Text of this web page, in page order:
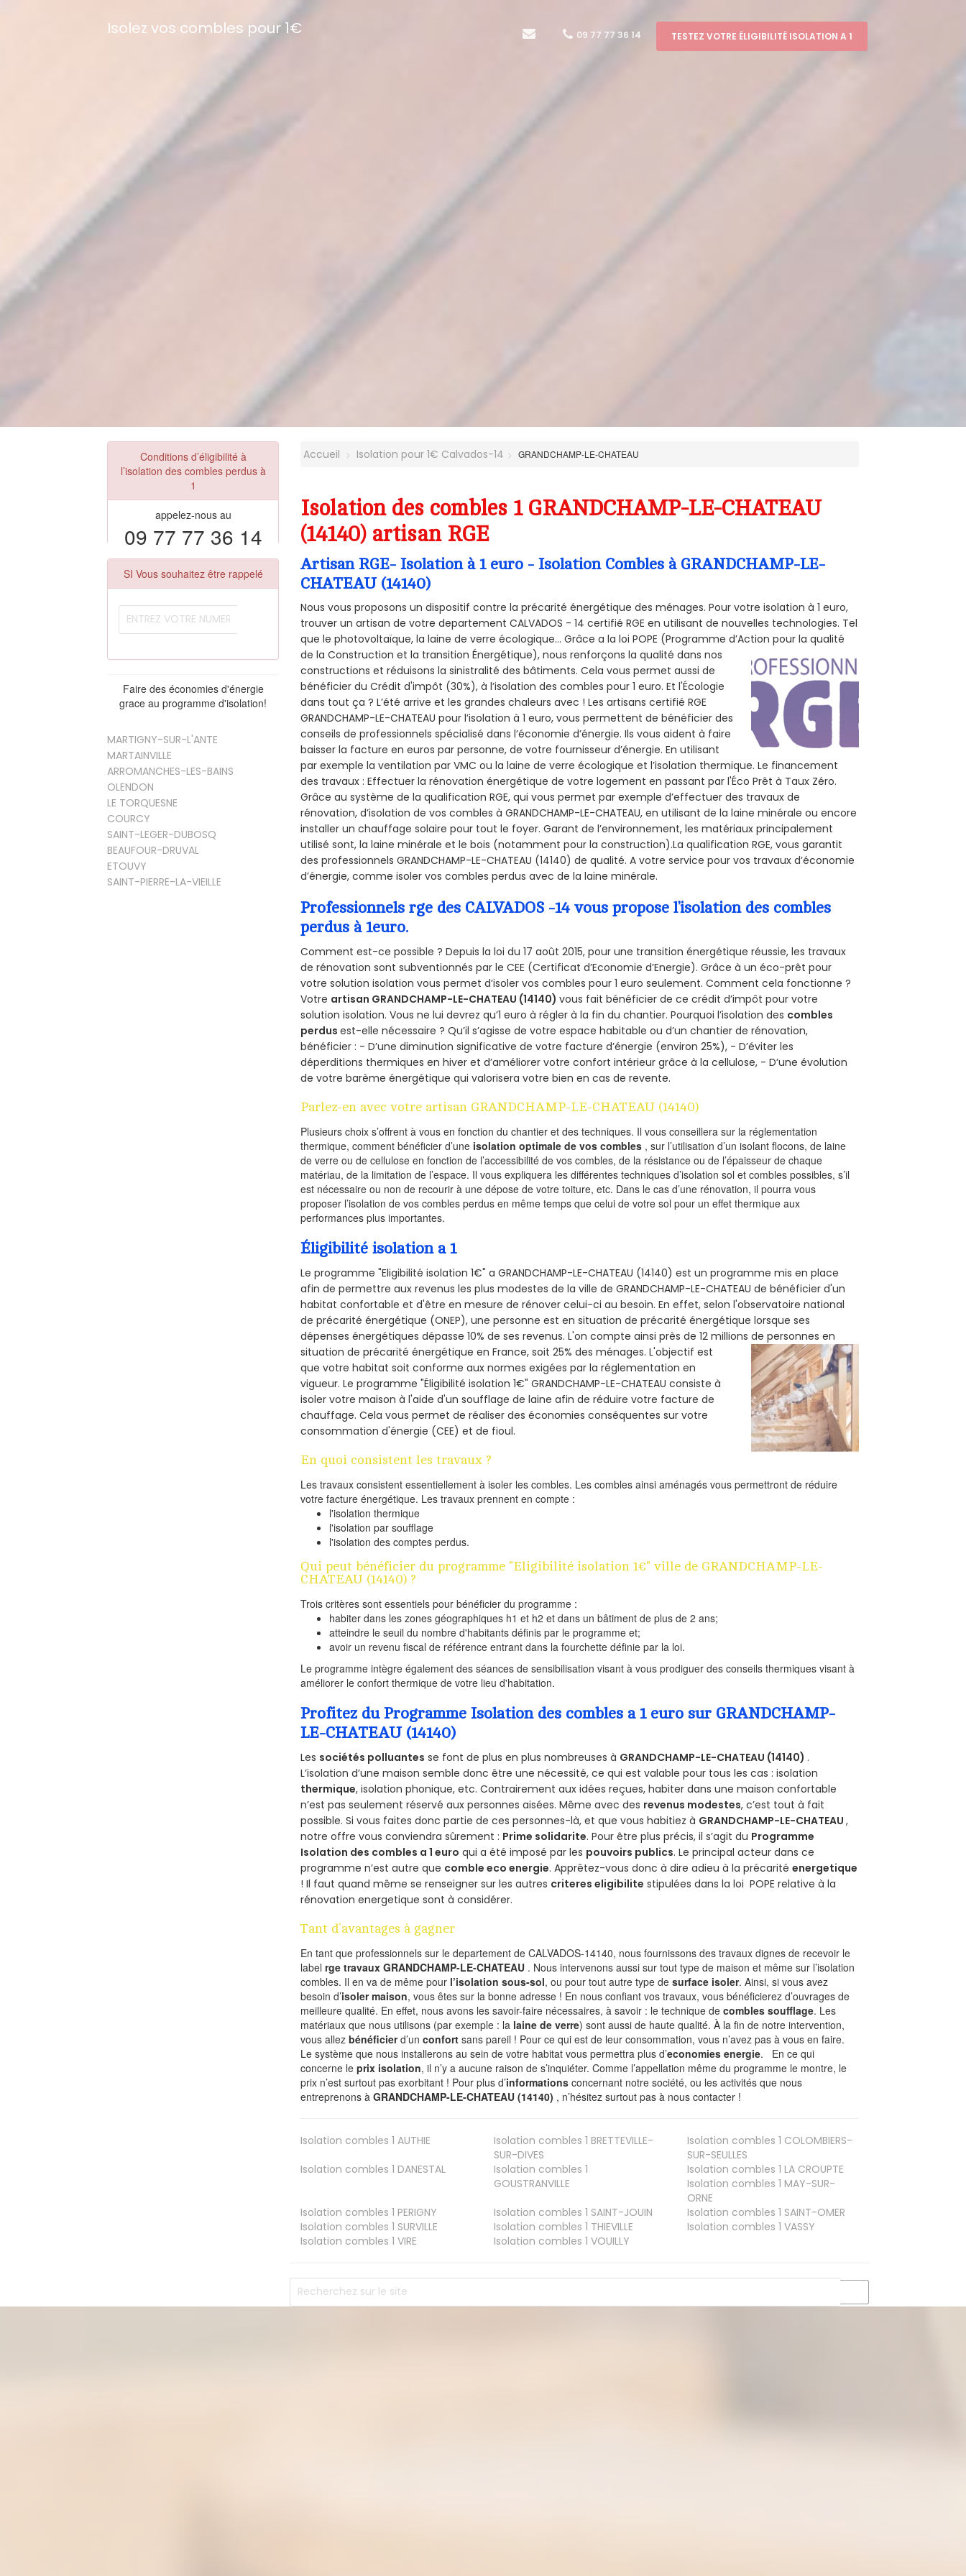
Isolez vos combles pour 1€ 09 77 77 36 14 TESTEZ VOTRE ÉLIGIBILITÉ ISOLATION A 1
Conditions d’éligibilité à
l’isolation des combles perdus à
1
appelez-nous au
09 77 77 36 14
SI Vous souhaitez être rappelé
Faire des économies d'énergie
grace au programme d'isolation!
MARTIGNY-SUR-L'ANTE
MARTAINVILLE
ARROMANCHES-LES-BAINS
OLENDON
LE TORQUESNE
COURCY
SAINT-LEGER-DUBOSQ
BEAUFOUR-DRUVAL
ETOUVY
SAINT-PIERRE-LA-VIEILLE
Accueil Isolation pour 1€ Calvados-14 GRANDCHAMP-LE-CHATEAU
Isolation des combles 1 GRANDCHAMP-LE-CHATEAU
(14140) artisan RGE
Artisan RGE- Isolation à 1 euro - Isolation Combles à GRANDCHAMP-LE-
CHATEAU (14140)
Nous vous proposons un dispositif contre la précarité énergétique des ménages. Pour votre isolation à 1 euro,
trouver un artisan de votre departement CALVADOS - 14 certifié RGE en utilisant de nouvelles technologies. Tel
que le photovoltaïque, la laine de verre écologique... Grâce a la loi POPE (Programme d’Action pour la qualité
de la Construction et la transition Énergétique), nous renforçons la qualité dans nos
constructions et réduisons la sinistralité des bâtiments. Cela vous permet aussi de
bénéficier du Crédit d'impôt (30%), à l’isolation des combles pour 1 euro. Et l'Écologie
dans tout ça ? L’été arrive et les grandes chaleurs avec ! Les artisans certifié RGE
GRANDCHAMP-LE-CHATEAU pour l’isolation à 1 euro, vous permettent de bénéficier des
conseils de professionnels spécialisé dans l’économie d’énergie. Ils vous aident à faire
baisser la facture en euros par personne, de votre fournisseur d’énergie. En utilisant
par exemple la ventilation par VMC ou la laine de verre écologique et l’isolation thermique. Le financement
des travaux : Effectuer la rénovation énergétique de votre logement en passant par l'Éco Prêt à Taux Zéro.
Grâce au système de la qualification RGE, qui vous permet par exemple d’effectuer des travaux de
rénovation, d’isolation de vos combles à GRANDCHAMP-LE-CHATEAU, en utilisant de la laine minérale ou encore
installer un chauffage solaire pour tout le foyer. Garant de l’environnement, les matériaux principalement
utilisé sont, la laine minérale et le bois (notamment pour la construction).La qualification RGE, vous garantit
des professionnels GRANDCHAMP-LE-CHATEAU (14140) de qualité. A votre service pour vos travaux d’économie
d’énergie, comme isoler vos combles perdus avec de la laine minérale.
Professionnels rge des CALVADOS -14 vous propose l’isolation des combles
perdus à 1euro.
Comment est-ce possible ? Depuis la loi du 17 août 2015, pour une transition énergétique réussie, les travaux
de rénovation sont subventionnés par le CEE (Certificat d’Economie d’Energie). Grâce à un éco-prêt pour
votre solution isolation vous permet d’isoler vos combles pour 1 euro seulement. Comment cela fonctionne ?
Votre artisan GRANDCHAMP-LE-CHATEAU (14140)vous fait bénéficier de ce crédit d’impôt pour votre
solution isolation. Vous ne lui devrez qu’1 euro à régler à la fin du chantier. Pourquoi l’isolation des combles
perdusest-elle nécessaire ? Qu’il s’agisse de votre espace habitable ou d’un chantier de rénovation,
bénéficier : - D’une diminution significative de votre facture d’énergie (environ 25%), - D’éviter les
déperditions thermiques en hiver et d’améliorer votre confort intérieur grâce à la cellulose, - D’une évolution
de votre barème énergétique qui valorisera votre bien en cas de revente.
Parlez-en avec votre artisan GRANDCHAMP-LE-CHATEAU (14140)
Plusieurs choix s’offrent à vous en fonction du chantier et des techniques. Il vous conseillera sur la réglementation
thermique, comment bénéficier d’une isolation optimale de vos combles , sur l’utilisation d’un isolant flocons, de laine
de verre ou de cellulose en fonction de l’accessibilité de vos combles, de la résistance ou de l’épaisseur de chaque
matériau, de la limitation de l’espace. Il vous expliquera les différentes techniques d’isolation sol et combles possibles, s’il
est nécessaire ou non de recourir à une dépose de votre toiture, etc. Dans le cas d’une rénovation, il pourra vous
proposer l’isolation de vos combles perdus en même temps que celui de votre sol pour un effet thermique aux
performances plus importantes.
Éligibilité isolation a 1
Le programme "Eligibilité isolation 1€" a GRANDCHAMP-LE-CHATEAU (14140) est un programme mis en place
afin de permettre aux revenus les plus modestes de la ville de GRANDCHAMP-LE-CHATEAU de bénéficier d'un
habitat confortable et d'être en mesure de rénover celui-ci au besoin. En effet, selon l'observatoire national
de précarité énergétique (ONEP), une personne est en situation de précarité énergétique lorsque ses
dépenses énergétiques dépasse 10% de ses revenus. L'on compte ainsi près de 12 millions de personnes en
situation de précarité énergétique en France, soit 25% des ménages.L'objectif est
que votre habitat soit conforme aux normes exigées par la réglementation en
vigueur. Le programme "Éligibilité isolation 1€" GRANDCHAMP-LE-CHATEAU consiste à
isoler votre maison à l'aide d'un soufflage de laine afin de réduire votre facture de
chauffage. Cela vous permet de réaliser des économies conséquentes sur votre
consommation d'énergie (CEE) et de fioul.
En quoi consistent les travaux ?
Les travaux consistent essentiellement à isoler les combles. Les combles ainsi aménagés vous permettront de réduire
votre facture énergétique. Les travaux prennent en compte :
l'isolation thermique
l'isolation par soufflage
l'isolation des comptes perdus.
Qui peut bénéficier du programme "Eligibilité isolation 1€" ville de GRANDCHAMP-LE-
CHATEAU (14140) ?
Trois critères sont essentiels pour bénéficier du programme :
habiter dans les zones géographiques h1 et h2 et dans un bâtiment de plus de 2 ans;
atteindre le seuil du nombre d'habitants définis par le programme et;
avoir un revenu fiscal de référence entrant dans la fourchette définie par la loi.
Le programme intègre également des séances de sensibilisation visant à vous prodiguer des conseils thermiques visant à
améliorer le confort thermique de votre lieu d'habitation.
Profitez du Programme Isolation des combles a 1 euro sur GRANDCHAMP-
LE-CHATEAU (14140)
Les sociétés polluantes se font de plus en plus nombreuses à GRANDCHAMP-LE-CHATEAU (14140) .
L’isolation d’une maison semble donc être une nécessité, ce qui est valable pour tous les cas : isolation
thermique, isolation phonique, etc. Contrairement aux idées reçues, habiter dans une maison confortable
n’est pas seulement réservé aux personnes aisées. Même avec des revenus modestes, c’est tout à fait
possible. Si vous faites donc partie de ces personnes-là, et que vous habitiez à GRANDCHAMP-LE-CHATEAU,
notre offre vous conviendra sûrement : Prime solidarite. Pour être plus précis, il s’agit du Programme
Isolation des combles a 1 euro qui a été imposé par les pouvoirs publics. Le principal acteur dans ce
programme n’est autre que comble eco energie. Apprêtez-vous donc à dire adieu à la précaritéenergetique
! Il faut quand même se renseigner sur les autres criteres eligibilite stipulées dans la loi POPE relative à la
rénovation energetique sont à considérer.
Tant d’avantages à gagner
En tant que professionnels sur le departement de CALVADOS-14140, nous fournissons des travaux dignes de recevoir le
labelrge travaux GRANDCHAMP-LE-CHATEAU . Nous intervenons aussi sur tout type de maison et même sur l’isolation
combles. Il en va de même pour l’isolation sous-sol, ou pour tout autre type desurface isoler. Ainsi, si vous avez
besoin d’isoler maison, vous êtes sur la bonne adresse ! En nous confiant vos travaux, vous bénéficierez d’ouvrages de
meilleure qualité. En effet, nous avons les savoir-faire nécessaires, à savoir : le technique decombles soufflage. Les
matériaux que nous utilisons (par exemple : la laine de verre) sont aussi de haute qualité. À la fin de notre intervention,
vous allezbénéficierd’unconfort sans pareil ! Pour ce qui est de leur consommation, vous n’avez pas à vous en faire.
Le système que nous installerons au sein de votre habitat vous permettra plus d’economies energie. En ce qui
concerne leprix isolation, il n’y a aucune raison de s’inquiéter. Comme l’appellation même du programme le montre, le
prix n’est surtout pas exorbitant ! Pour plus d’informations concernant notre société, ou les activités que nous
entreprenons àGRANDCHAMP-LE-CHATEAU (14140) , n’hésitez surtout pas à nous contacter !
Isolation combles 1 AUTHIE Isolation combles 1 BRETTEVILLE-
SUR-DIVES
Isolation combles 1 COLOMBIERS-
SUR-SEULLES
Isolation combles 1 DANESTAL
Isolation combles 1
GOUSTRANVILLE
Isolation combles 1 LA CROUPTE
Isolation combles 1 MAY-SUR-
ORNE
Isolation combles 1 PERIGNY Isolation combles 1 SAINT-JOUIN Isolation combles 1 SAINT-OMER
Isolation combles 1 SURVILLE Isolation combles 1 THIEVILLE Isolation combles 1 VASSY
Isolation combles 1 VIRE Isolation combles 1 VOUILLY